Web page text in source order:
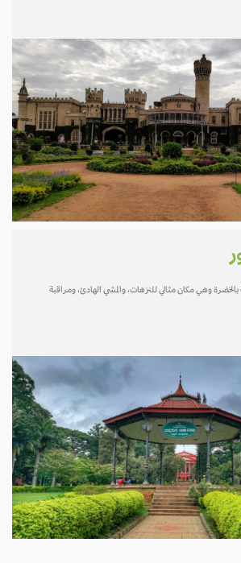
وهي مكان مثالي للنزهات، والمشي الهادئ، ومراقبة